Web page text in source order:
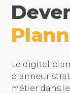
Le digital
planneur
métier dans